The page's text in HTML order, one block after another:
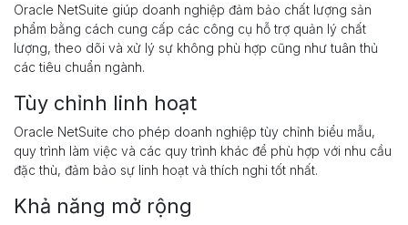
Oracle NetSuite giúp doanh nghiệp đảm bảo chất lượng sản
phẩm bằng cách cung cấp các công cụ hỗ trợ quản lý chất
lượng, theo dõi và xử lý sự không phù hợp cũng như tuân thủ
các tiêu chuẩn ngành.
Tùy chỉnh linh hoạt
Oracle NetSuite cho phép doanh nghiệp tùy chỉnh biểu mẫu,
quy trình làm việc và các quy trình khác để phù hợp với nhu cầu
đặc thù, đảm bảo sự linh hoạt và thích nghi tốt nhất.
Khả năng mở rộng